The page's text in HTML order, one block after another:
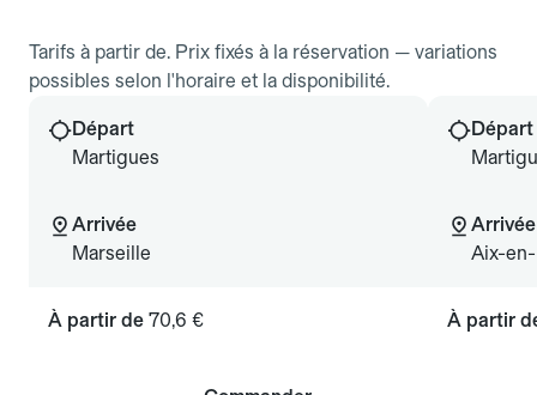
Tarifs à partir de. Prix fixés à la réservation — variations
possibles selon l'horaire et la disponibilité.
Départ
Martigues
Arrivée
Marseille
À partir de 70,6 €
Départ
Arrivée
Aix-
À partir